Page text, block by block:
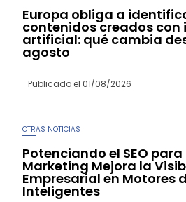
Europa obliga a
contenidos creados con
artificial: qué cambia
agosto
Publicado el 01/08/2026
OTRAS NOTICIAS
Potenciando el SEO para
Marketing Mejora la
Empresarial en Motores
Inteligentes